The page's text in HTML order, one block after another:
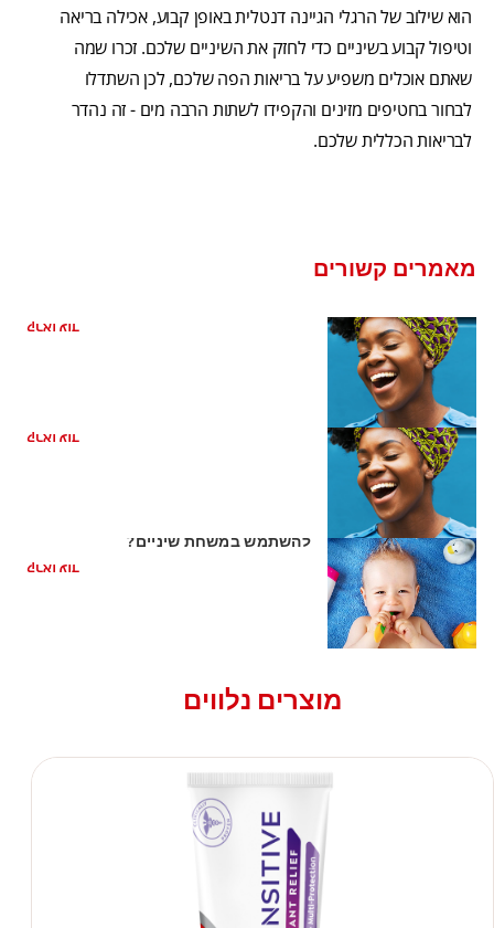
הוא שילוב של הרגלי הגיינה דנטלית באופן קבוע, אכילה בריאה
וטיפול קבוע בשיניים כדי לחזק את השיניים שלכם. זכרו שמה
שאתם אוכלים משפיע על בריאות הפה שלכם, לכן השתדלו
לבחור בחטיפים מזינים והקפידו לשתות הרבה מים - זה נהדר
לבריאות הכללית שלכם.
מאמרים קשורים
קראו עוד
קראו עוד
להשתמש במשחת שיניים?
קראו עוד
מוצרים נלווים